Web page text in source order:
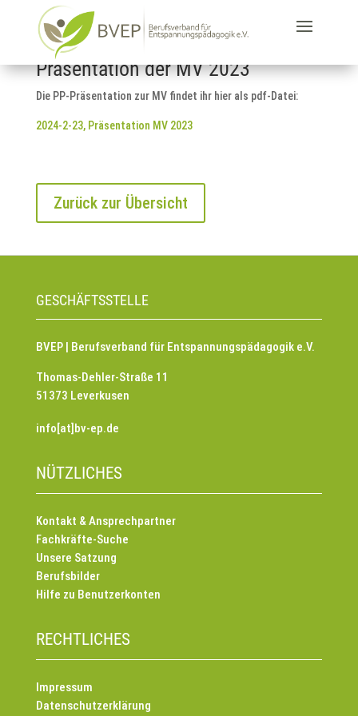
Präsentation der MV 2023
Die PP-Präsentation zur MV findet ihr hier als pdf-Datei:
2024-2-23, Präsentation MV 2023
Zurück zur Übersicht
GESCHÄFTSSTELLE
BVEP | Berufsverband für Entspannungspädagogik e.V.
Thomas-Dehler-Straße 11
51373 Leverkusen
info[at]bv-ep.de
NÜTZLICHES
Kontakt & Ansprechpartner
Fachkräfte-Suche
Unsere Satzung
Berufsbilder
Hilfe zu Benutzerkonten
RECHTLICHES
Impressum
Datenschutzerklärung